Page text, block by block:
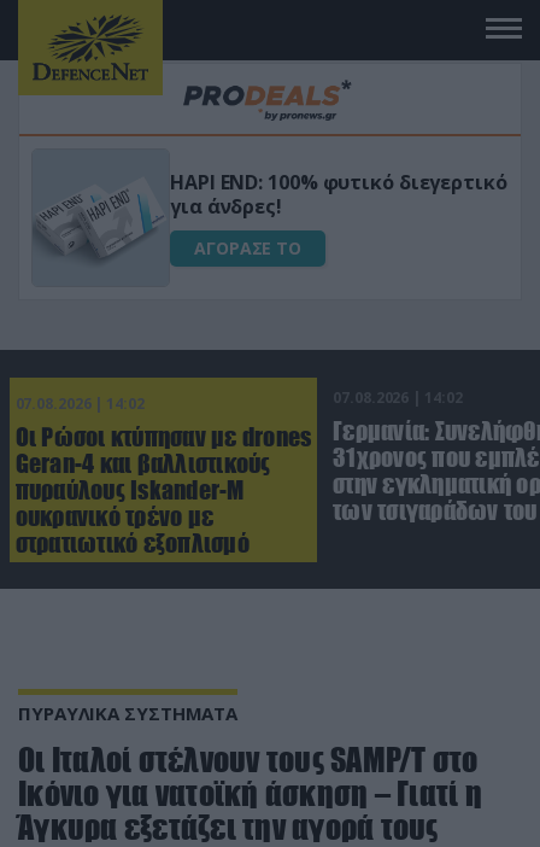
Μεταμόρφωσε τον κήπο σου με το
Ultra Box Μίνι Αλυσοπρίονο με
μπαταρία λιθίου
ΑΓΟΡΑΣΕ ΤΟ
07.08.2026 | 14:02
Οι Ρώσοι κτύπησαν με drones
Geran-4 και βαλλιστικούς
πυραύλους Iskander-M
ουκρανικό τρένο με
στρατιωτικό εξοπλισμό
07.08.2026 | 14:02
Γερμανία:
31χρονος που
στην εγκληματική
των τσιγαράδων του
ΠΥΡΑΥΛΙΚΑ ΣΥΣΤΗΜΑΤΑ
Oι Ιταλοί στέλνουν τους SAMP/T στο
Ικόνιο για νατοϊκή άσκηση – Γιατί η
Άγκυρα εξετάζει την αγορά τους